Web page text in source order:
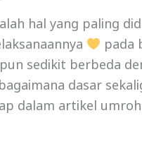
hal yang paling
pada
sedikit berbeda
dasar
dalam artikel